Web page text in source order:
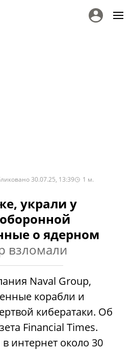
30.07.25, 13:39 1 м.
украли у
о ядерном
взломали
Naval Group,
корабли и
кибератаки. Об
Financial Times.
интернет около 30